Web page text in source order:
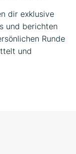
dir exklusive
und berichten
Runde
und